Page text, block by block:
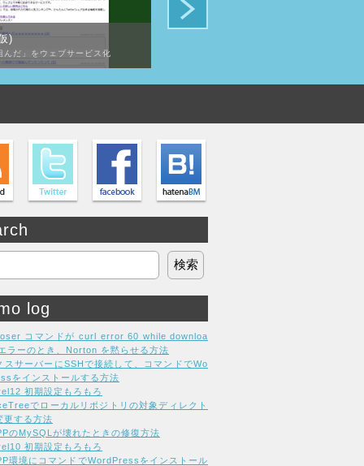
)
んだ」をウェブサービス化
log
コマンドが curl error 60 while downloa
ラーのとき、Norton を黙らせる方法
スサーバーにSSHで接続して、コマンドでWo
をインストールする方法
初期設定もろもろ
でローカルリポジトリの対象ディレクト
更する方法
のMySQLが壊れたときの修復方法
初期設定もろもろ
環境にコマンドでWordPressをインストール